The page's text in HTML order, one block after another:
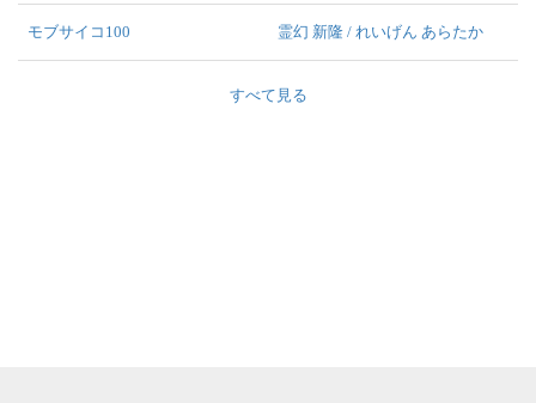
モブサイコ100 霊幻 新隆 / れいげん あらたか
すべて見る